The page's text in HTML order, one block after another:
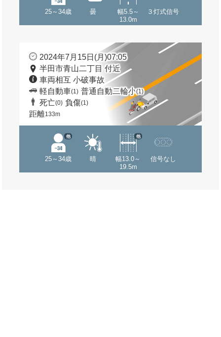
25～34歳 曇
幅5.5～
13.0m
３灯式信号
2024年7月15日(月)07:05
半田市青山二丁目 付近
車両相互 小破事故
軽自動車(1) 普通自動二輪小(1)
死亡(0) 負傷(1)
距離133m
25～34歳
他
晴
幅13.0～
19.5m
他
信号なし